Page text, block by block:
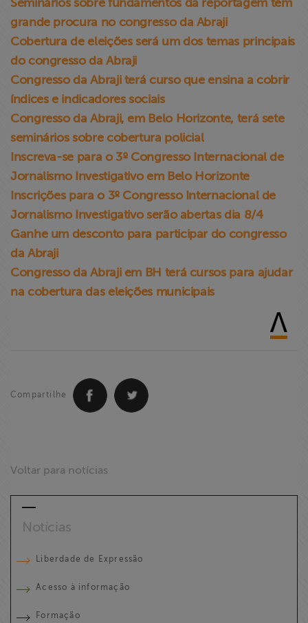
Seminários sobre fundamentos da reportagem têm
grande procura no congresso da Abraji
Cobertura de eleições será um dos temas principais
do congresso da Abraji
Congresso da Abraji terá curso que ensina a cobrir
índices e indicadores sociais
Congresso da Abraji, em Belo Horizonte, terá sete
seminários sobre cobertura policial
Inscreva-se para o 3º Congresso Internacional de
Jornalismo Investigativo em Belo Horizonte
Inscrições para o 3º Congresso Internacional de
Jornalismo Investigativo serão abertas dia 8/4
Ganhe um desconto para participar do congresso
da Abraji
Congresso da Abraji em BH terá cursos para ajudar
na cobertura das eleições municipais
Compartilhe
Voltar para notícias
Notícias
Liberdade de Expressão
Acesso à informação
Formação